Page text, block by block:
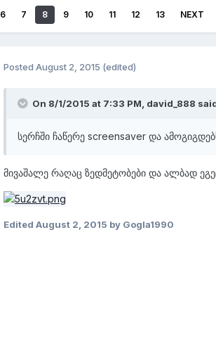
6 7 8 9 10 11 12 13 NEXT
Posted August 2, 2015 (edited)
On 8/1/2015 at 7:33 PM, david_888
სერჩში ჩაწერე screensaver და
მივაშალე რაღაც ზედმეტობები და ალბად
Edited August 2, 2015 by Gogla1990